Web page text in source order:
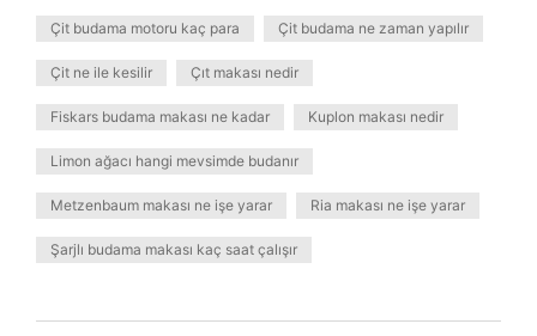
Çit budama motoru kaç para Çit budama ne zaman yapılır
Çit ne ile kesilir Çıt makası nedir
Fiskars budama makası ne kadar Kuplon makası nedir
Limon ağacı hangi mevsimde budanır
Metzenbaum makası ne işe yarar Ria makası ne işe yarar
Şarjlı budama makası kaç saat çalışır